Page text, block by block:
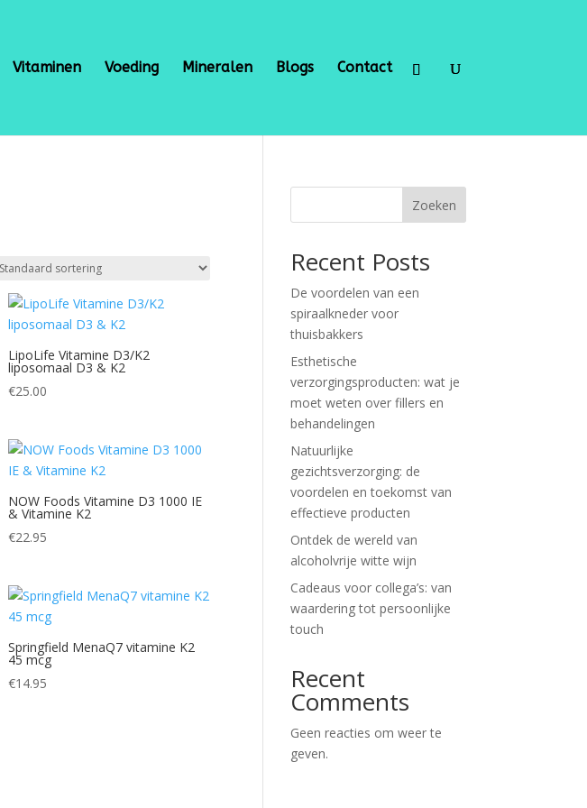
Vitaminen Voeding Mineralen Blogs Contact
LipoLife Vitamine D3/K2
liposomaal D3 & K2
€25.00
NOW Foods Vitamine D3 1000 IE
& Vitamine K2
€22.95
Springfield MenaQ7 vitamine K2
45 mcg
€14.95
Zoeken
Recent Posts
De voordelen van een
spiraalkneder voor
thuisbakkers
Esthetische
verzorgingsproducten: wat je
moet weten over fillers en
behandelingen
Natuurlijke
gezichtsverzorging: de
voordelen en toekomst van
effectieve producten
Ontdek de wereld van
alcoholvrije witte wijn
Cadeaus voor collega’s: van
waardering tot persoonlijke
touch
Recent
Comments
Geen reacties om weer te
geven.